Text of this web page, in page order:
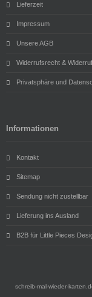
Lieferzeit
Impressum
Unsere AGB
Widerrufsrecht &
Privatsphäre und
Informationen
Kontakt
Sitemap
Sendung nicht zustellbar
Lieferung ins Ausland
B2B für Little Pieces
schreib-mal-wieder-